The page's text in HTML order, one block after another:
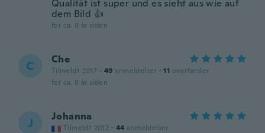
Qualität ist super und es sieht aus wie auf
dem Bild 👍
for ca. 8 år siden
C Che
Tilmeldt 2017 · 49 anmeldelser · 11 overførsler
for ca. 8 år siden
J Johanna
Tilmeldt 2012 · 44 anmeldelser